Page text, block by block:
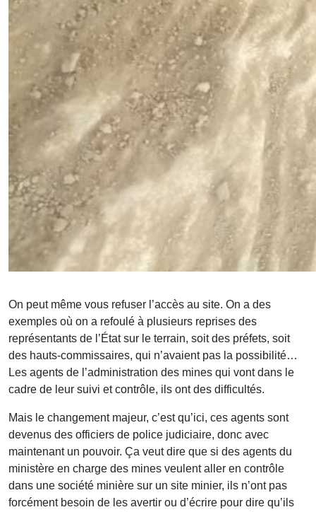
On peut même vous refuser l’accès au site. On a des
exemples où on a refoulé à plusieurs reprises des
représentants de l’État sur le terrain, soit des préfets, soit
des hauts-commissaires, qui n’avaient pas la possibilité…
Les agents de l’administration des mines qui vont dans le
cadre de leur suivi et contrôle, ils ont des difficultés.
Mais le changement majeur, c’est qu’ici, ces agents sont
devenus des officiers de police judiciaire, donc avec
maintenant un pouvoir. Ça veut dire que si des agents du
ministère en charge des mines veulent aller en contrôle
dans une société minière sur un site minier, ils n’ont pas
forcément besoin de les avertir ou d’écrire pour dire qu’ils